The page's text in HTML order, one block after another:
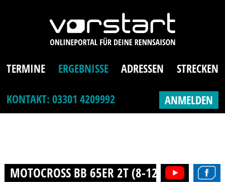
TERMINE ERGEBNISSE ADRESSEN
STRECKEN
KONTAKT: 03301 4209992
ANMELDEN
MOTOCROSS BB 65ER 2T (8-12J.) 2026